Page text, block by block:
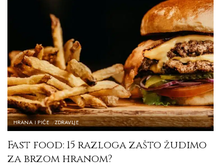
HRANA I PIĆE ZDRAVLJE
Fast food: 15 razloga zašto žudimo
za brzom hranom?